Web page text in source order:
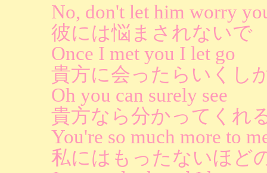
No, don't let him worry
彼には悩まされないで
Once I met you I let go
貴方に会ったらいくし
Oh you can surely see
貴方なら分かってくれ
You're so much more to
私にはもったないほど